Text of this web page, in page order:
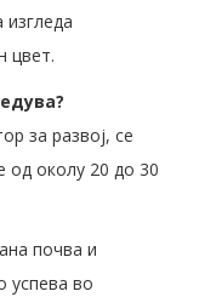
изгледа
цвет.
за развој, се
од околу 20 до 30
почва и
успева во